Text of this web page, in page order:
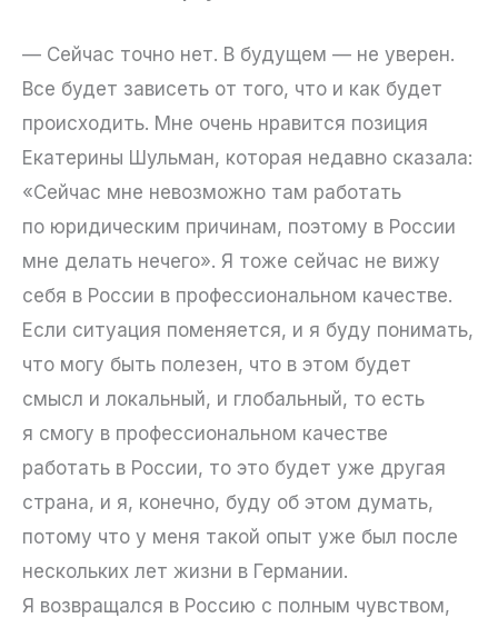
— Сейчас точно нет. В будущем — не уверен.
Все будет зависеть от того, что и как будет
происходить. Мне очень нравится позиция
Екатерины Шульман, которая недавно сказала:
«Сейчас мне невозможно там работать
по юридическим причинам, поэтому в России
мне делать нечего». Я тоже сейчас не вижу
себя в России в профессиональном качестве.
Если ситуация поменяется, и я буду понимать,
что могу быть полезен, что в этом будет
смысл и локальный, и глобальный, то есть
я смогу в профессиональном качестве
работать в России, то это будет уже другая
страна, и я, конечно, буду об этом думать,
потому что у меня такой опыт уже был после
нескольких лет жизни в Германии.
Я возвращался в Россию с полным чувством,